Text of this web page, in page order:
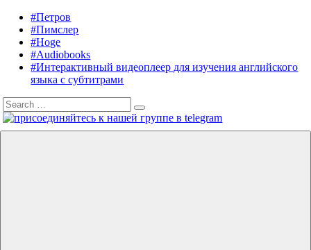
content
Listening
English
Audiobooks
English,
Petrov
English
#Петров
#Пимслер
#Hoge
#Audiobooks
#Интерактивный видеоплеер для изучения английского
языка с субтитрами
Search
for:
Search